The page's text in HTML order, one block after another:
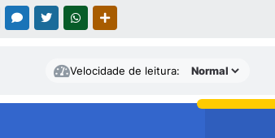
FACEBOOKMESSENGER
TWITTERWHATSAPP
Velocidade de leitura: